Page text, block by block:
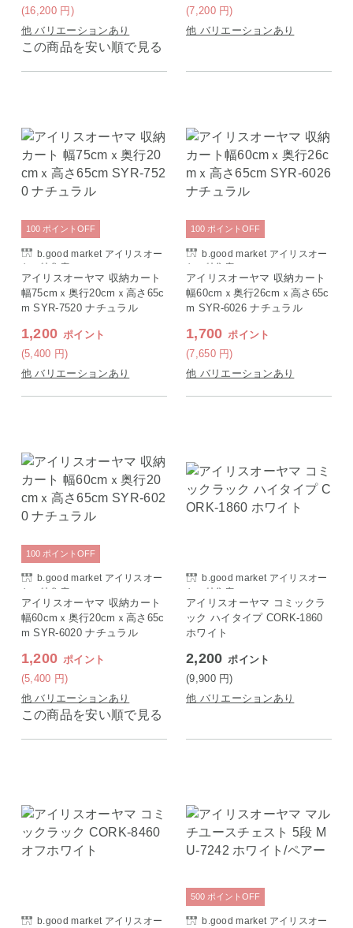
(16,200 円 )
他 バリエーションあり
この商品を安い順で見る
(7,200 円)
他 バリエーションあり
b.good market アイリスオー
ヤマ特集店
アイリスオーヤマ 収納カート
幅75cmｘ奥行20cmｘ高さ65c
m SYR-7520 ナチュラル
1,200 ポイント
(5,400 円)
100 ポイント OFF
他 バリエーションあり
b.good market アイリスオー
ヤマ特集店
アイリスオーヤマ 収納カート
幅60cmｘ奥行26cmｘ高さ65c
m SYR-6026 ナチュラル
1,700 ポイント
(7,650 円)
100 ポイント OFF
他 バリエーションあり
b.good market アイリスオー
ヤマ特集店
アイリスオーヤマ 収納カート
幅60cmｘ奥行20cmｘ高さ65c
m SYR-6020 ナチュラル
1,200 ポイント
(5,400 円)
100 ポイント OFF
他 バリエーションあり
この商品を安い順で見る
b.good market アイリスオー
ヤマ特集店
アイリスオーヤマ コミックラ
ック ハイタイプ CORK-1860
ホワイト
2,200 ポイント
(9,900 円)
他 バリエーションあり
b.good market アイリスオー
b.good market アイリスオー
500 ポイント OFF